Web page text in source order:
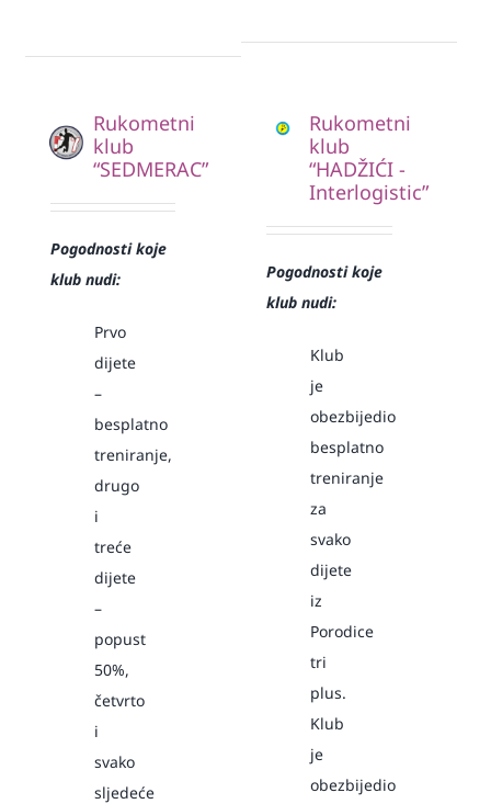
Rukometni
klub
“SEDMERAC”
Pogodnosti koje
klub nudi:
Prvo
dijete
–
besplatno
treniranje,
drugo
i
treće
dijete
–
popust
50%,
četvrto
i
svako
sljedeće
Rukometni
klub
“HADŽIĆI -
Interlogistic”
Pogodnosti koje
klub nudi:
Klub
je
obezbijedio
besplatno
treniranje
za
svako
dijete
iz
Porodice
tri
plus.
Klub
je
obezbijedio